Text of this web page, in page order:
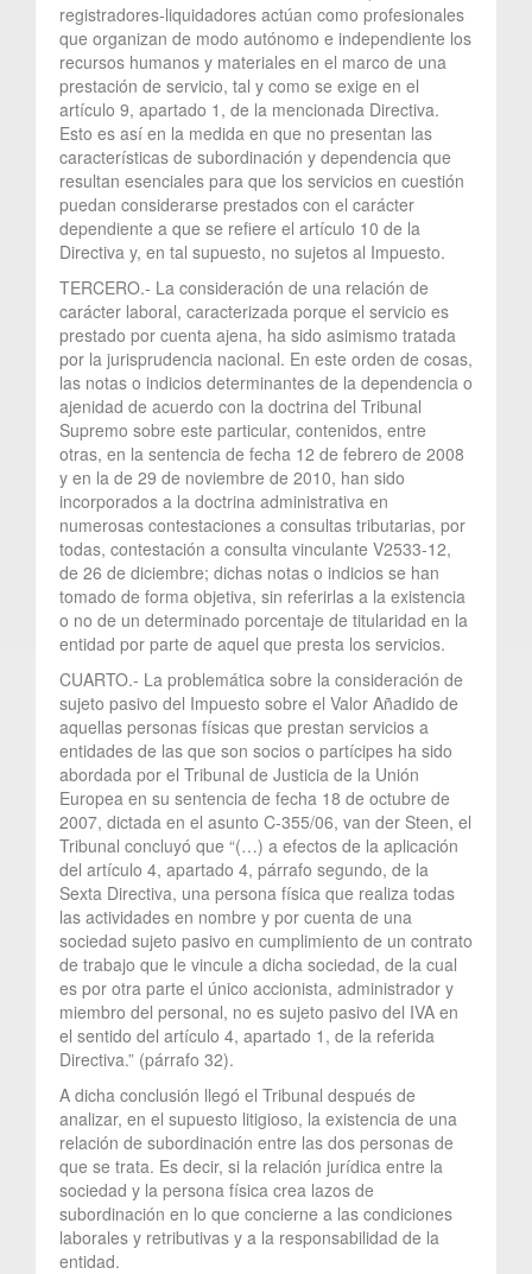
registradores-liquidadores actúan como profesionales
que organizan de modo autónomo e independiente los
recursos humanos y materiales en el marco de una
prestación de servicio, tal y como se exige en el
artículo 9, apartado 1, de la mencionada Directiva.
Esto es así en la medida en que no presentan las
características de subordinación y dependencia que
resultan esenciales para que los servicios en cuestión
puedan considerarse prestados con el carácter
dependiente a que se refiere el artículo 10 de la
Directiva y, en tal supuesto, no sujetos al Impuesto.
TERCERO.- La consideración de una relación de
carácter laboral, caracterizada porque el servicio es
prestado por cuenta ajena, ha sido asimismo tratada
por la jurisprudencia nacional. En este orden de cosas,
las notas o indicios determinantes de la dependencia o
ajenidad de acuerdo con la doctrina del Tribunal
Supremo sobre este particular, contenidos, entre
otras, en la sentencia de fecha 12 de febrero de 2008
y en la de 29 de noviembre de 2010, han sido
incorporados a la doctrina administrativa en
numerosas contestaciones a consultas tributarias, por
todas, contestación a consulta vinculante V2533-12,
de 26 de diciembre; dichas notas o indicios se han
tomado de forma objetiva, sin referirlas a la existencia
o no de un determinado porcentaje de titularidad en la
entidad por parte de aquel que presta los servicios.
CUARTO.- La problemática sobre la consideración de
sujeto pasivo del Impuesto sobre el Valor Añadido de
aquellas personas físicas que prestan servicios a
entidades de las que son socios o partícipes ha sido
abordada por el Tribunal de Justicia de la Unión
Europea en su sentencia de fecha 18 de octubre de
2007, dictada en el asunto C-355/06, van der Steen, el
Tribunal concluyó que “(…) a efectos de la aplicación
del artículo 4, apartado 4, párrafo segundo, de la
Sexta Directiva, una persona física que realiza todas
las actividades en nombre y por cuenta de una
sociedad sujeto pasivo en cumplimiento de un contrato
de trabajo que le vincule a dicha sociedad, de la cual
es por otra parte el único accionista, administrador y
miembro del personal, no es sujeto pasivo del IVA en
el sentido del artículo 4, apartado 1, de la referida
Directiva.” (párrafo 32).
A dicha conclusión llegó el Tribunal después de
analizar, en el supuesto litigioso, la existencia de una
relación de subordinación entre las dos personas de
que se trata. Es decir, si la relación jurídica entre la
sociedad y la persona física crea lazos de
subordinación en lo que concierne a las condiciones
laborales y retributivas y a la responsabilidad de la
entidad.